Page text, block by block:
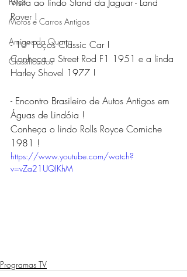
Motos e Carros Antigos
Amigos da Quarta
Classificados
Rover !
- 10º Poços Classic Car !
Conheça a Street Rod F1 1951 e a linda
Harley Shovel 1977 !
- Encontro Brasileiro de Autos Antigos em
Águas de Lindóia !
Conheça o lindo Rolls Royce Corniche
1981 !
https://www.youtube.com/watch?
v=vZa21UQIKhM
Programas TV